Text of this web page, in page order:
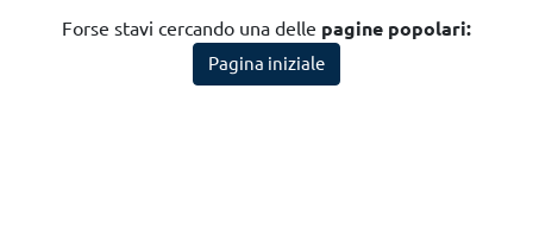
Forse stavi cercando una delle pagine popolari:
Pagina iniziale